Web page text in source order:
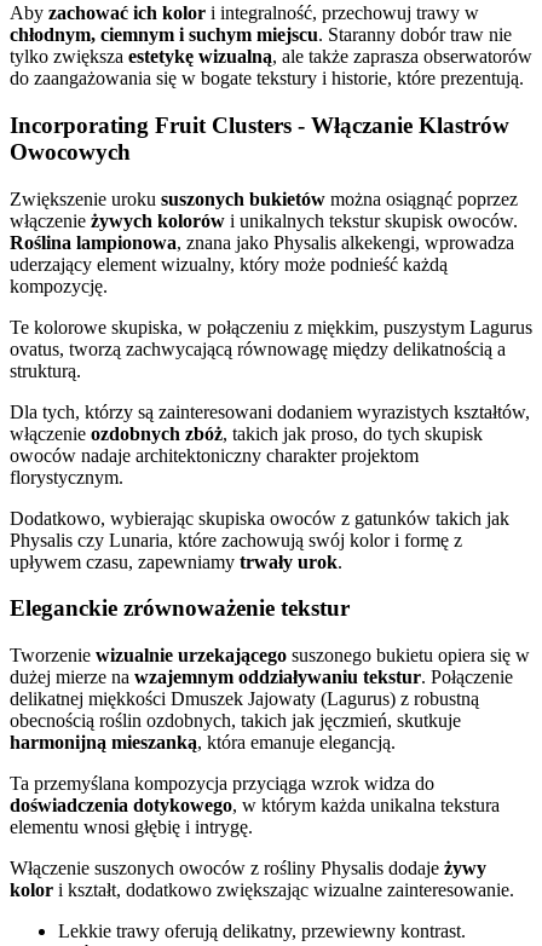
Aby zachować ich kolor i integralność, przechowuj trawy w
chłodnym, ciemnym i suchym miejscu. Staranny dobór traw nie
tylko zwiększa estetykę wizualną, ale także zaprasza obserwatorów
do zaangażowania się w bogate tekstury i historie, które prezentują.
Incorporating Fruit Clusters - Włączanie Klastrów
Owocowych
Zwiększenie uroku suszonych bukietów można osiągnąć poprzez
włączenie żywych kolorów i unikalnych tekstur skupisk owoców.
Roślina lampionowa, znana jako Physalis alkekengi, wprowadza
uderzający element wizualny, który może podnieść każdą
kompozycję.
Te kolorowe skupiska, w połączeniu z miękkim, puszystym Lagurus
ovatus, tworzą zachwycającą równowagę między delikatnością a
strukturą.
Dla tych, którzy są zainteresowani dodaniem wyrazistych kształtów,
włączenie ozdobnych zbóż, takich jak proso, do tych skupisk
owoców nadaje architektoniczny charakter projektom
florystycznym.
Dodatkowo, wybierając skupiska owoców z gatunków takich jak
Physalis czy Lunaria, które zachowują swój kolor i formę z
upływem czasu, zapewniamy trwały urok.
Eleganckie zrównoważenie tekstur
Tworzenie wizualnie urzekającego suszonego bukietu opiera się w
dużej mierze na wzajemnym oddziaływaniu tekstur. Połączenie
delikatnej miękkości Dmuszek Jajowaty (Lagurus) z robustną
obecnością roślin ozdobnych, takich jak jęczmień, skutkuje
harmonijną mieszanką, która emanuje elegancją.
Ta przemyślana kompozycja przyciąga wzrok widza do
doświadczenia dotykowego, w którym każda unikalna tekstura
elementu wnosi głębię i intrygę.
Włączenie suszonych owoców z rośliny Physalis dodaje żywy
kolor i kształt, dodatkowo zwiększając wizualne zainteresowanie.
Lekkie trawy oferują delikatny, przewiewny kontrast.